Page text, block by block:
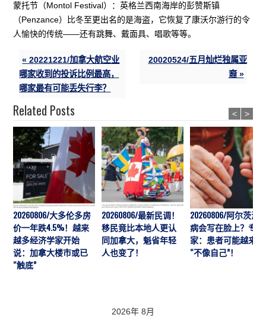
蒙托节（Montol Festival）：英格兰西南海岸的彭赞斯镇
（Penzance）比冬至更出名的是海盗，它恢复了康沃尔游行的令
人愉快的传统——还有跳舞、戴面具、唱歌等等。
« 20221221/加拿大航空业
哪家收到的投诉比例最高，
哪家最有可能丢失行李？
20020524/五月灿烂独属亚
裔 »
Related Posts
20260806/大多伦多房
价一年跌4.5%！越来
越多经济学家开始
说：加拿大楼市或已
“触底”
20260806/最新民调！
移民竟比本地人更认
同加拿大，魁省年轻
人也变了！
20260806/阿尔茨海
病会写在脸上？专
家：患者可能越来越
“不像自己”！
< >
2026年 8月